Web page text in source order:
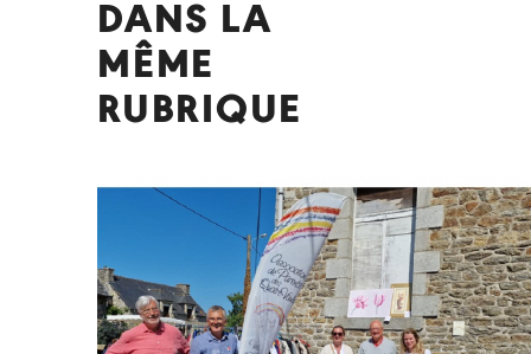
DANS LA
MÊME
RUBRIQUE